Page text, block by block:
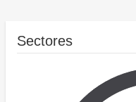
Sectores